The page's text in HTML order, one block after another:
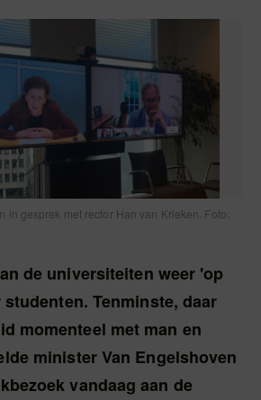
in gesprek met rector Han van Krieken. Foto:
de universiteiten weer 'op
Tenminste, daar
momenteel met man en
minister Van Engelshoven
vandaag aan de